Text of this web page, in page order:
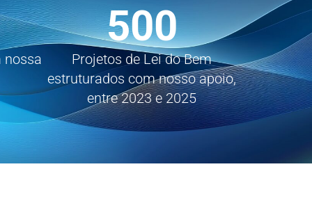
nossa
Projetos de Lei do Bem
estruturados com nosso apoio,
entre 2023 e 2025
500